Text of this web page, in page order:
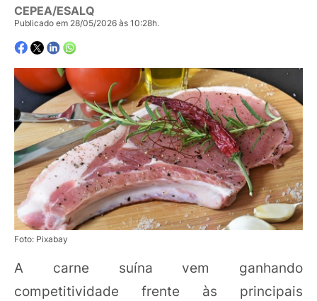
CEPEA/ESALQ
Publicado em 28/05/2026 às 10:28h.
Foto: Pixabay
A carne suína vem ganhando
competitividade frente às principais